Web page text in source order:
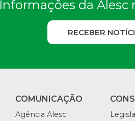
Informações da Alesc
RECEBER
COMUNICAÇÃO
Agência Alesc